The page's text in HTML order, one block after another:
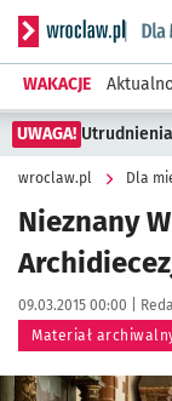
Serwis
WAKACJE
UWAGA!
wroclaw.pl Dla
Nieznany
Data publikacji:
09.03.2015 00:00 |
Materiał
Kliknij, aby